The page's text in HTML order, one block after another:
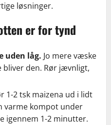
løsninger.
er for tynd
uden låg. Jo mere væske
den. Rør jævnligt,
1-2 tsk maizena ud i lidt
varme kompot under
igennem 1-2 minutter.